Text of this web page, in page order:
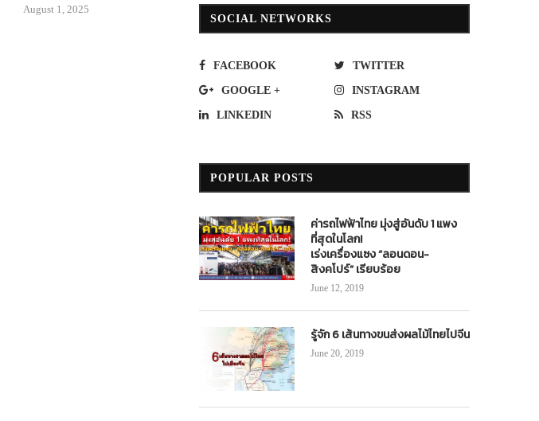
August 1, 2025 October 1, 2021
SOCIAL NETWORKS
FACEBOOK TWITTER
GOOGLE + INSTAGRAM
LINKEDIN RSS
POPULAR POSTS
ค่ารถไฟฟ้าไทย มุ่งสู่อันดับ 1 แพง
ที่สุดในโลก!
เร่งเครื่องแซง “ลอนดอน-
สิงคโปร์” เรียบร้อย
June 12, 2019
รู้จัก 6 เส้นทางขนส่งผลไม้ไทยไปจีน
June 20, 2019